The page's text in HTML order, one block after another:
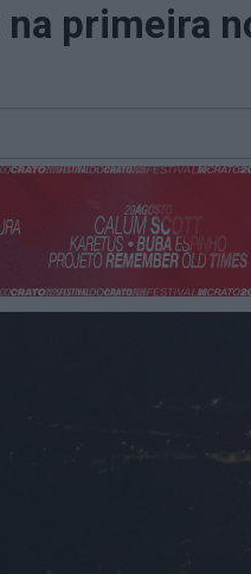
primeira